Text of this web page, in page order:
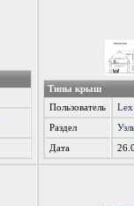
Типы крыш
Пользователь
Lex
Раздел
Дата